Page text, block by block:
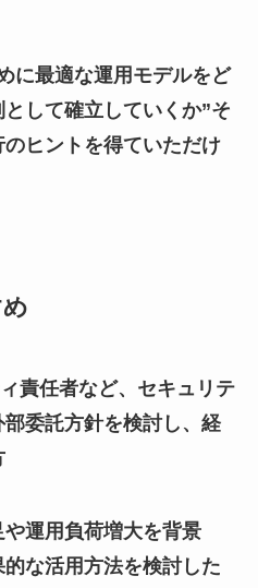
に最適な運用モデルをど
して確立していくか”そ
ヒントを得ていただけ
責任者など、セキュリテ
委託方針を検討し、経
や運用負荷増大を背景
な活用方法を検討した